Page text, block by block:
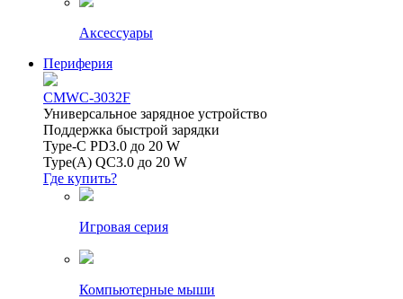
Аксессуары
Периферия
CMWC-3032F
Универсальное зарядное устройство
Поддержка быстрой зарядки
Type-C PD3.0 до 20 W
Type(A) QC3.0 до 20 W
Где купить?
Игровая серия
Компьютерные мыши